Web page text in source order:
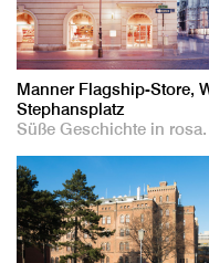
Manner Flagship-Store,
Stephansplatz
Süße Geschichte in rosa.